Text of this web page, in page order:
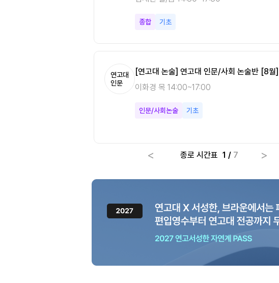
종합 기초
연고대
인문
[연고대 논술] 연고대 인문/사회 논술반 [8월]
이화경 목 14:00~17:00
인문/사회논술 기초
1 / 7
< >
종로 시간표